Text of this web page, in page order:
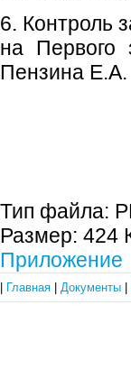
6. Контроль
на Первого
Пензина Е.А.
Тип файла:
Размер: 424
Приложение
Главная Документы